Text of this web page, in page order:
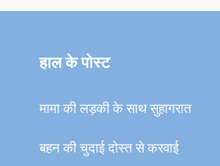
हाल के पोस्ट
मामा की लड़की के साथ सुहागरात
बहन की चुदाई दोस्त से करवाई